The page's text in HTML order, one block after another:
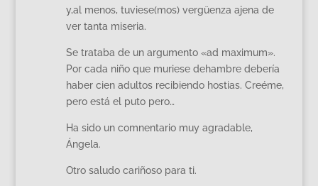
y,al menos, tuviese(mos) vergüenza ajena de
ver tanta miseria.
Se trataba de un argumento «ad maximum».
Por cada niño que muriese dehambre debería
haber cien adultos recibiendo hostias. Creéme,
pero está el puto pero…
Ha sido un comnentario muy agradable,
Ángela.
Otro saludo cariñoso para ti.